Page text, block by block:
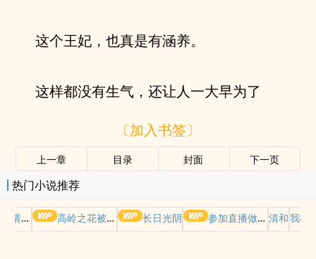
这个王妃，也真是有涵养。
这样都没有生气，还让人一大早为了
〔加入书签〕
上一章 目录 封面 下一页
热门小说推荐
摆好 高岭之花被权贵轮了后 长日光阴 参加直播做爱综艺后我火了(NPH) 清和我在